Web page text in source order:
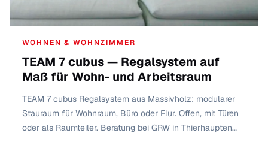
WOHNEN & WOHNZIMMER
TEAM 7 cubus — Regalsystem auf
Maß für Wohn- und Arbeitsraum
TEAM 7 cubus Regalsystem aus Massivholz: modularer
Stauraum für Wohnraum, Büro oder Flur. Offen, mit Türen
oder als Raumteiler. Beratung bei GRW in Thierhaupten